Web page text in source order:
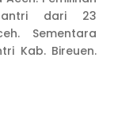
dari 23
Sementara
Kab. Bireuen.